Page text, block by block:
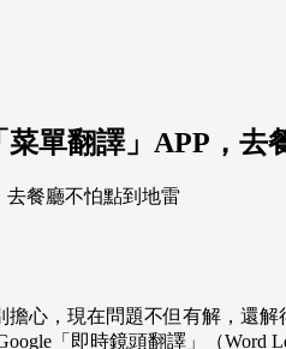
單翻譯」APP，去
心，現在問題不但有解，還
「即時鏡頭翻譯」（Word